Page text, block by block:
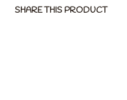
SHARE THIS PRODUCT